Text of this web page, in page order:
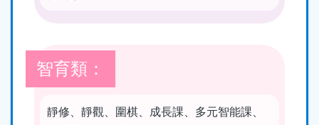
智育類：
靜修、靜觀、圍棋、成長課、多元智能課、